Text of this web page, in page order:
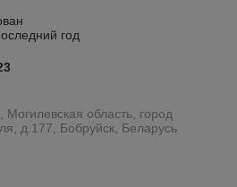
год
Могилевская область, город
д.177, Бобруйск, Беларусь